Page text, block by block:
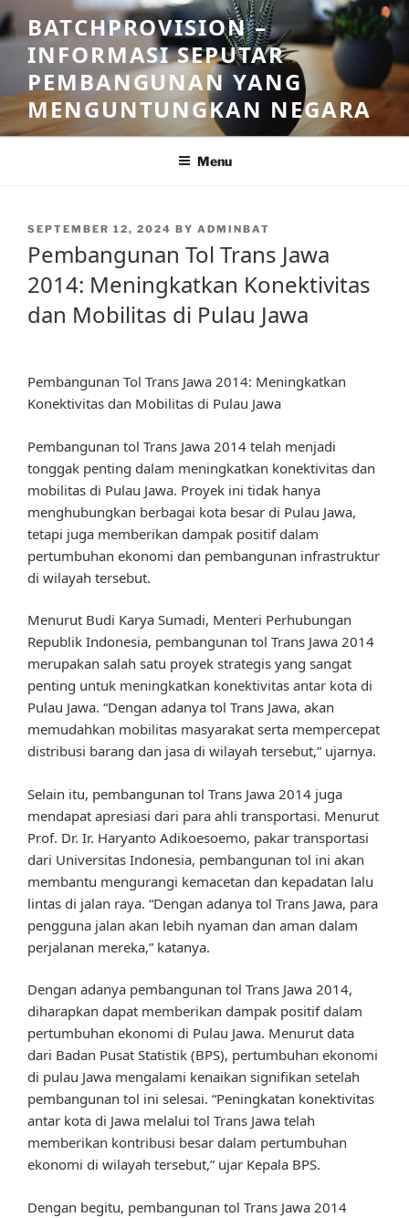
Skip
to
content
BATCHPROVISION –
INFORMASI SEPUTAR
PEMBANGUNAN YANG
MENGUNTUNGKAN NEGARA
Menu
POSTED
SEPTEMBER 12, 2024 BY ADMINBAT
Pembangunan Tol Trans Jawa
2014: Meningkatkan Konektivitas
dan Mobilitas di Pulau Jawa
Pembangunan Tol Trans Jawa 2014: Meningkatkan
Konektivitas dan Mobilitas di Pulau Jawa
Pembangunan tol Trans Jawa 2014 telah menjadi
tonggak penting dalam meningkatkan konektivitas dan
mobilitas di Pulau Jawa. Proyek ini tidak hanya
menghubungkan berbagai kota besar di Pulau Jawa,
tetapi juga memberikan dampak positif dalam
pertumbuhan ekonomi dan pembangunan infrastruktur
di wilayah tersebut.
Menurut Budi Karya Sumadi, Menteri Perhubungan
Republik Indonesia, pembangunan tol Trans Jawa 2014
merupakan salah satu proyek strategis yang sangat
penting untuk meningkatkan konektivitas antar kota di
Pulau Jawa. “Dengan adanya tol Trans Jawa, akan
memudahkan mobilitas masyarakat serta mempercepat
distribusi barang dan jasa di wilayah tersebut,” ujarnya.
Selain itu, pembangunan tol Trans Jawa 2014 juga
mendapat apresiasi dari para ahli transportasi. Menurut
Prof. Dr. Ir. Haryanto Adikoesoemo, pakar transportasi
dari Universitas Indonesia, pembangunan tol ini akan
membantu mengurangi kemacetan dan kepadatan lalu
lintas di jalan raya. “Dengan adanya tol Trans Jawa, para
pengguna jalan akan lebih nyaman dan aman dalam
perjalanan mereka,” katanya.
Dengan adanya pembangunan tol Trans Jawa 2014,
diharapkan dapat memberikan dampak positif dalam
pertumbuhan ekonomi di Pulau Jawa. Menurut data
dari Badan Pusat Statistik (BPS), pertumbuhan ekonomi
di pulau Jawa mengalami kenaikan signifikan setelah
pembangunan tol ini selesai. “Peningkatan konektivitas
antar kota di Jawa melalui tol Trans Jawa telah
memberikan kontribusi besar dalam pertumbuhan
ekonomi di wilayah tersebut,” ujar Kepala BPS.
Dengan begitu, pembangunan tol Trans Jawa 2014